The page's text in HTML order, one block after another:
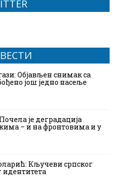
Објављен снимак са
још једно насеље
је деградација
– и на фронтовима и у
Кључеви српског
идентитета